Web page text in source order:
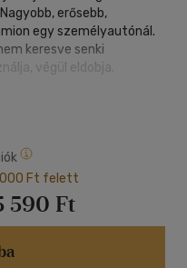
erősebb,
egy személyautónál.
keresve senki
végül eldobja.
Jesse rátalál egy
nélkül megment a biztos
akinek nincs hová
életét érte, vagy a
000 Ft felett
590 Ft